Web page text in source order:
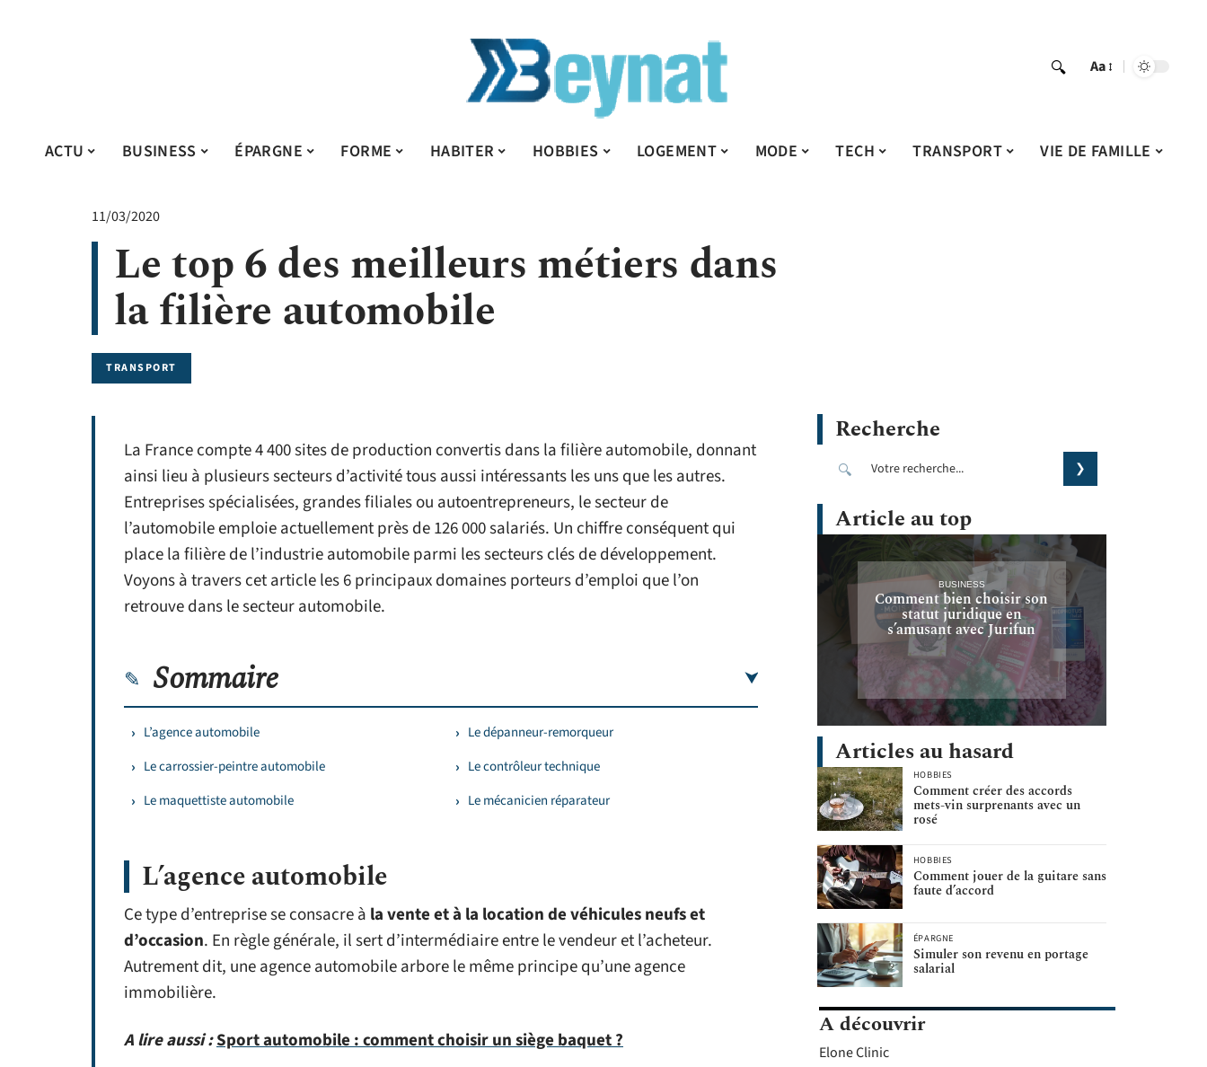
Aa
ACTU BUSINESS ÉPARGNE FORME HABITER HOBBIES LOGEMENT MODE TECH TRANSPORT VIE DE FAMILLE
11/03/2020
Le top 6 des meilleurs métiers dans
la filière automobile
TRANSPORT
La France compte 4 400 sites de production convertis dans la filière automobile, donnant
ainsi lieu à plusieurs secteurs d’activité tous aussi intéressants les uns que les autres.
Entreprises spécialisées, grandes filiales ou autoentrepreneurs, le secteur de
l’automobile emploie actuellement près de 126 000 salariés. Un chiffre conséquent qui
place la filière de l’industrie automobile parmi les secteurs clés de développement.
Voyons à travers cet article les 6 principaux domaines porteurs d’emploi que l’on
retrouve dans le secteur automobile.
Sommaire
L’agence automobile
Le carrossier-peintre automobile
Le maquettiste automobile
Le dépanneur-remorqueur
Le contrôleur technique
Le mécanicien réparateur
L’agence automobile
Ce type d’entreprise se consacre à la vente et à la location de véhicules neufs et
d’occasion. En règle générale, il sert d’intermédiaire entre le vendeur et l’acheteur.
Autrement dit, une agence automobile arbore le même principe qu’une agence
immobilière.
A lire aussi :Sport automobile : comment choisir un siège baquet ?
Recherche
Article au top
BUSINESS
Comment bien choisir son
statut juridique en
s’amusant avec Jurifun
Articles au hasard
HOBBIES
Comment créer des accords
mets-vin surprenants avec un
rosé
HOBBIES
Comment jouer de la guitare sans
faute d’accord
ÉPARGNE
Simuler son revenu en portage
salarial
A découvrir
Elone Clinic